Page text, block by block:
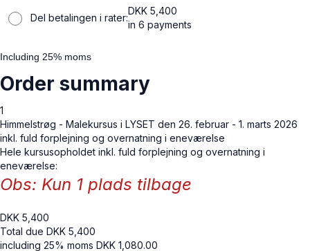
Del betalingen i rater:
DKK 5,400
in 6 payments
Including 25% moms
Order summary
1
Himmelstrøg - Malekursus i LYSET den 26. februar - 1. marts 2026
inkl. fuld forplejning og overnatning i eneværelse
Hele kursusopholdet inkl. fuld forplejning og overnatning i
eneværelse:
Obs: Kun 1 plads tilbage
DKK 5,400
Total due DKK 5,400
including 25% moms DKK 1,080.00